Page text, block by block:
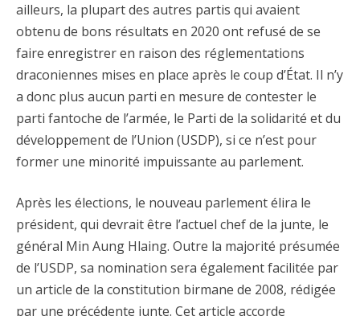
ailleurs, la plupart des autres partis qui avaient
obtenu de bons résultats en 2020 ont refusé de se
faire enregistrer en raison des réglementations
draconiennes mises en place après le coup d’État. Il n’y
a donc plus aucun parti en mesure de contester le
parti fantoche de l’armée, le Parti de la solidarité et du
développement de l’Union (USDP), si ce n’est pour
former une minorité impuissante au parlement.
Après les élections, le nouveau parlement élira le
président, qui devrait être l’actuel chef de la junte, le
général Min Aung Hlaing. Outre la majorité présumée
de l’USDP, sa nomination sera également facilitée par
un article de la constitution birmane de 2008, rédigée
par une précédente junte. Cet article accorde